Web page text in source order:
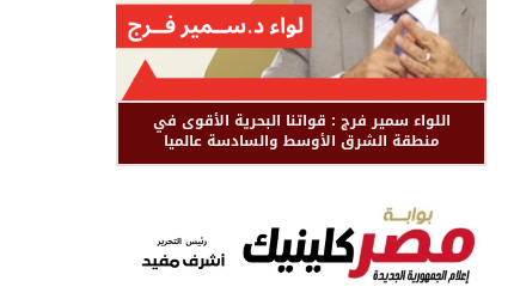
اللواء سمير فرج : قواتنا البحرية الأقوى في
منطقة الشرق الأوسط والسادسة عالميا